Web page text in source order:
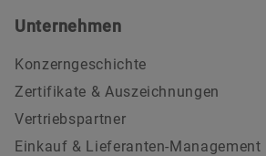
Unternehmen
Konzerngeschichte
Zertifikate & Auszeichnungen
Vertriebspartner
Einkauf & Lieferanten-Management